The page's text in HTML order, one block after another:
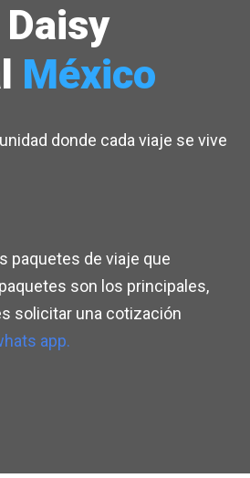
México
donde cada viaje se vive
paquetes de viaje que
son los principales,
solicitar una cotización
app.